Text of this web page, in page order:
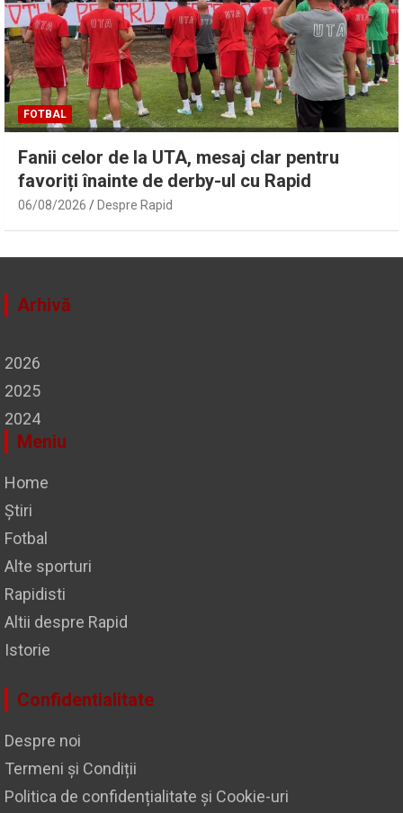
FOTBAL
Fanii celor de la UTA, mesaj clar pentru
favoriți înainte de derby-ul cu Rapid
06/08/2026 Despre Rapid
Arhivă
2026
2025
2024
Meniu
Home
Știri
Fotbal
Alte sporturi
Rapidisti
Altii despre Rapid
Istorie
Confidentialitate
Despre noi
Termeni și Condiții
Politica de confidențialitate și Cookie-uri